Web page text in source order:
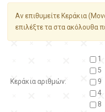
Αν επιθυμείτε Κεράκια
επιλέξτε τα στα ακόλουθα
Κεράκια αριθμών:
1
5
9
4
8